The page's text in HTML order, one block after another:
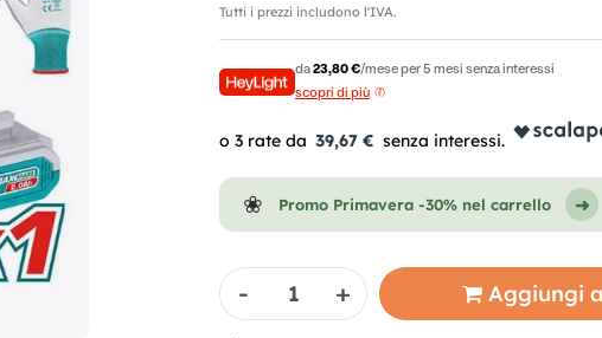
Tutti i prezzi includono l'IVA.
da23,80 €/mese per 5 mesi senza interessi
scopri di più
39,67 €
Promo Primavera -30% nel carrello
Quantità
Aggiungi